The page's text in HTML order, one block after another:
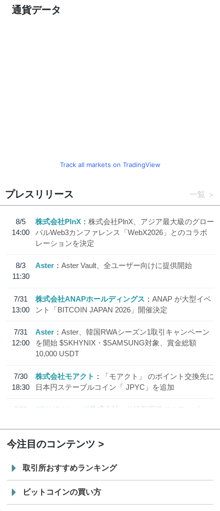
通貨データ
Track all markets on TradingView
プレスリリース 一覧
8/5
14:00
株式会社PlnX
株式会社PlnX、アジア最大級のグロー
バルWeb3カンファレンス「WebX2026」とのコラボ
レーションを決定
8/3
11:30
Aster Aster Vault、全ユーザー向けに提供開始
7/31
13:00
株式会社ANAPホールディングス
ANAP が大型イベ
ント「BITCOIN JAPAN 2026」開催決定
7/31
12:00
Aster
Aster、韓国RWAシーズン1取引キャンペーン
を開始 $SKHYNIX・$SAMSUNG対象、賞金総額
10,000 USDT
7/30
18:30
株式会社モアクト
「モアクト」 のポイント交換先に
日本円ステーブルコイン「 JPYC」を追加
7/29
SBI VCトレード株式会社
信託型円建てステーブル
今注目のコンテンツ
取引所おすすめランキング
ビットコインの買い方